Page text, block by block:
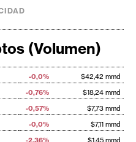
(Volumen)
-0,0%
$42,42 mmd
-0,76%
$18,24 mmd
-0,57%
$7,73 mmd
-0,0%
$7,11 mmd